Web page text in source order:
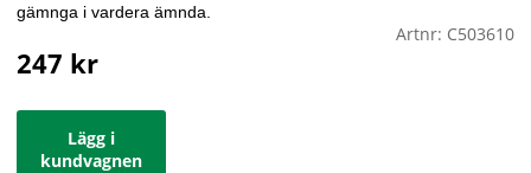
gämnga i vardera ämnda.
Artnr: C503610
247 kr
Lägg i
kundvagnen